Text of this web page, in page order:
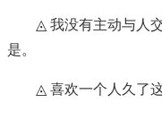
◬ 我没有主动与人
是。
◬ 喜欢一个人久了